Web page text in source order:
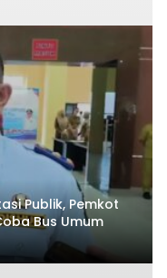
Publik, Pemkot
Bus Umum